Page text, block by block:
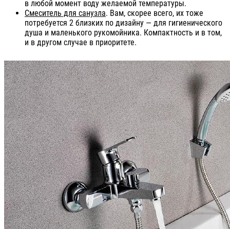
в любой момент воду желаемой температуры.
Смеситель для санузла. Вам, скорее всего, их тоже
потребуется 2 близких по дизайну — для гигиенического
душа и маленького рукомойника. Компактность и в том,
и в другом случае в приоритете.